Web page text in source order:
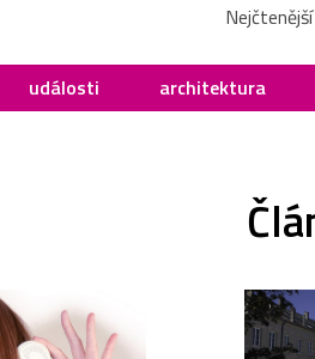
události architektura